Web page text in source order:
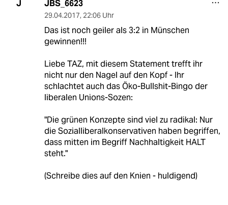
J JBS_6623
29.04.2017, 22:06 Uhr
Das ist noch geiler als 3:2 in Münschen
gewinnen!!!
Liebe TAZ, mit diesem Statement trefft ihr
nicht nur den Nagel auf den Kopf - Ihr
schlachtet auch das Öko-Bullshit-Bingo der
liberalen Unions-Sozen:
"Die grünen Konzepte sind viel zu radikal: Nur
die Sozialliberalkonservativen haben begriffen,
dass mitten im Begriff Nachhaltigkeit HALT
steht."
(Schreibe dies auf den Knien - huldigend)